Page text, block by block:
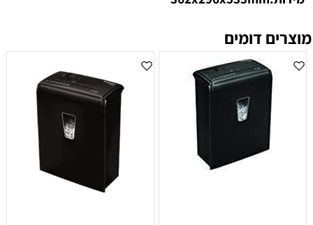
מוצרים דומים